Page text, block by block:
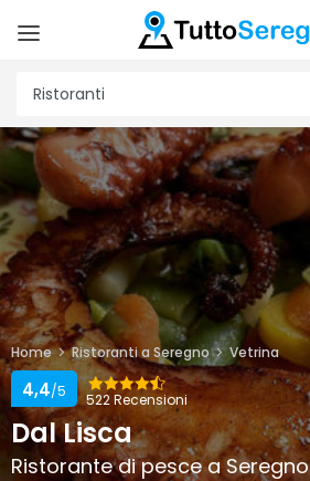
Home Ristoranti a Seregno Vetrina
522 Recensioni
4,4/5
Dal Lisca
Ristorante di pesce a Seregno